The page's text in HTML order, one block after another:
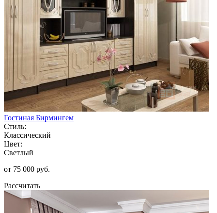
Гостиная Бирмингем
Стиль:
Классический
Цвет:
Светлый
от 75 000 руб.
Рассчитать